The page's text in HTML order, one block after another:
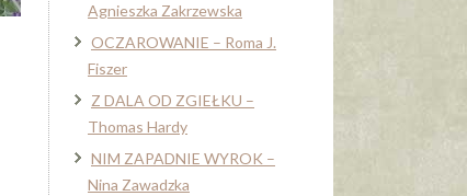
Agnieszka Zakrzewska
OCZAROWANIE – Roma J.
Fiszer
Z DALA OD ZGIEŁKU –
Thomas Hardy
NIM ZAPADNIE WYROK –
Nina Zawadzka